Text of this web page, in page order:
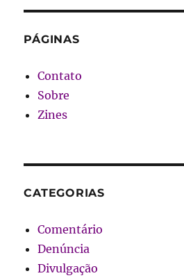
PÁGINAS
Contato
Sobre
Zines
CATEGORIAS
Comentário
Denúncia
Divulgação